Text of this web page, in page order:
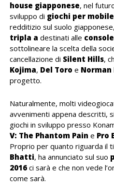
house giapponese, nel
sviluppo di giochi per mobile
redditizio sul suolo
tripla a destinati alle console
sottolineare la scelta della
cancellazione di Silent Hills,
Kojima, Del Toro e Norman
progetto.
Naturalmente, molti
avvenimenti appena descritti,
giochi in sviluppo presso
V: The Phantom Pain e Pro
Proprio per quanto riguarda il
Bhatti, ha annunciato sul suo
2016 ci sarà e che non vede
come sarà.